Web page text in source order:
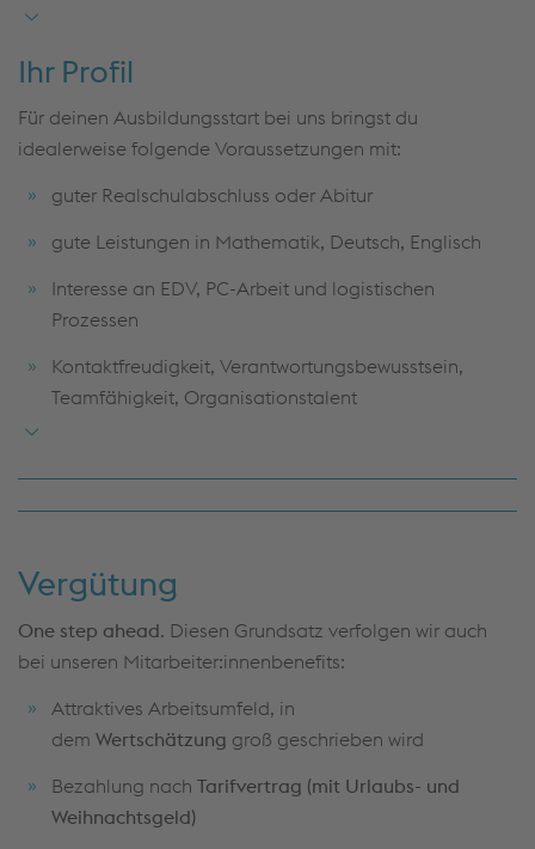
Ihr Profil
Für deinen Ausbildungsstart bei uns bringst du
idealerweise folgende Voraussetzungen mit:
guter Realschulabschluss oder Abitur
gute Leistungen in Mathematik, Deutsch, Englisch
Interesse an EDV, PC-Arbeit und logistischen
Prozessen
Kontaktfreudigkeit, Verantwortungsbewusstsein,
Teamfähigkeit, Organisationstalent
Vergütung
One step ahead. Diesen Grundsatz verfolgen wir auch
bei unseren Mitarbeiter:innenbenefits:
Attraktives Arbeitsumfeld, in
dem Wertschätzung groß geschrieben wird
Bezahlung nach Tarifvertrag (mit Urlaubs- und
Weihnachtsgeld)